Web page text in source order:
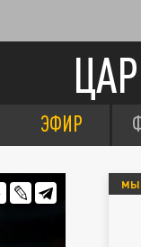
ЭФИР
МЫ